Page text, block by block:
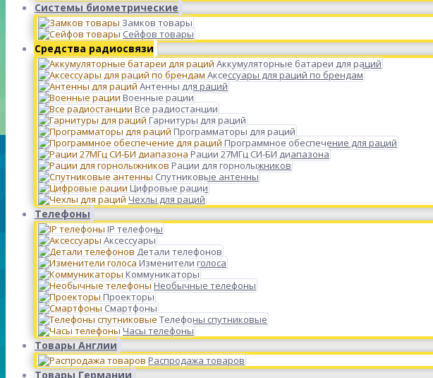
Системы биометрические
Замков товары
Сейфов товары
Средства радиосвязи
Аккумуляторные батареи для раций
Аксессуары для раций по брендам
Антенны для раций
Военные рации
Все радиостанции
Гарнитуры для раций
Программаторы для раций
Программное обеспечение для раций
Рации 27МГц СИ-БИ диапазона
Рации для горнолыжников
Спутниковые антенны
Цифровые рации
Чехлы для раций
Телефоны
IP телефоны
Аксессуары
Детали телефонов
Изменители голоса
Коммуникаторы
Необычные телефоны
Проекторы
Смартфоны
Телефоны спутниковые
Часы телефоны
Товары Англии
Распродажа товаров
Товары Германии